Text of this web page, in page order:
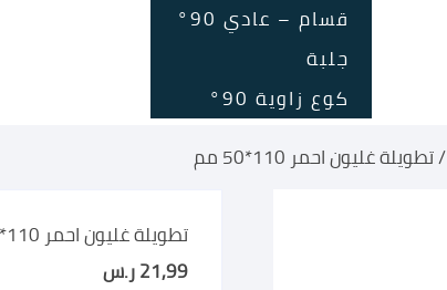
قسام – عادي 90°
جلبة
كوع زاوية 90°
/ تطويلة غليون احمر 110*50 مم
تطويلة غليون احمر 110*50 مم
21,99ر.س